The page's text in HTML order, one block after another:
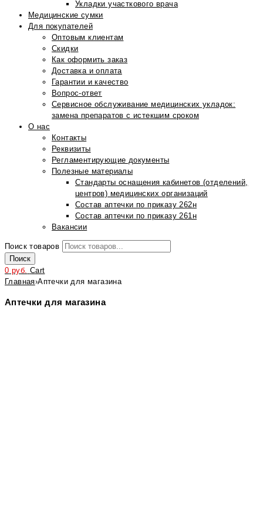
Укладки участкового врача
Медицинские сумки
Для покупателей
Оптовым клиентам
Скидки
Как оформить заказ
Доставка и оплата
Гарантии и качество
Вопрос-ответ
Сервисное обслуживание медицинских укладок:
замена препаратов с истекшим сроком
О нас
Контакты
Реквизиты
Регламентирующие документы
Полезные материалы
Стандарты оснащения кабинетов (отделений,
центров) медицинских организаций
Состав аптечки по приказу 262н
Состав аптечки по приказу 261н
Вакансии
Поиск товаров
Поиск
0 руб. Cart
Главная›Аптечки для магазина
Аптечки для магазина